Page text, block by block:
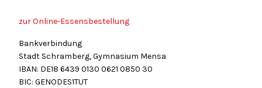
zur Online-Essensbestellung
Bankverbindung
Stadt Schramberg, Gymnasium Mensa
IBAN: DE18 6439 0130 0621 0850 30
BIC: GENODES1TUT